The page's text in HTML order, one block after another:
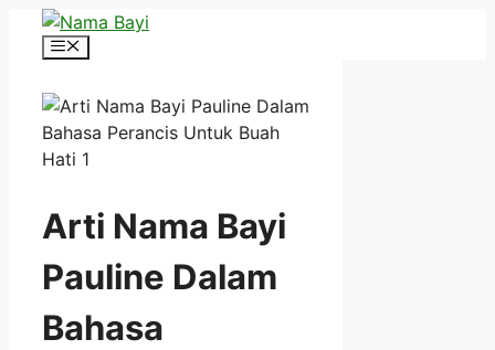
Langsung
Menu
Arti Nama Bayi
Pauline Dalam
Bahasa